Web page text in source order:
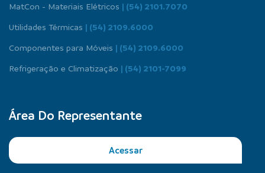
MatCon - Materiais Elétricos | (54) 2101.7070
Utilidades Térmicas | (54) 2109.6000
Componentes para Móveis | (54) 2109.6000
Refrigeração e Climatização | (54) 2101-7099
Área Do Representante
Acessar